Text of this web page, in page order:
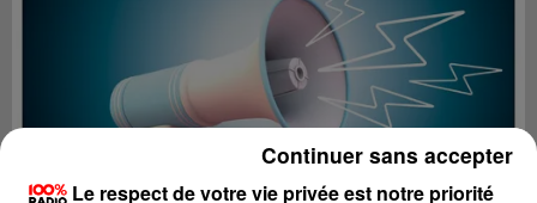
Le respect de votre vie privée est notre priorité
Continuer sans accepter